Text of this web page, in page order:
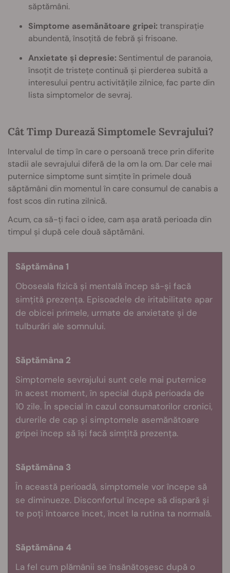
săptămâni.
Simptome asemănătoare gripei: transpirație
abundentă, însoțită de febră și frisoane.
Anxietate și depresie: Sentimentul de paranoia,
însoțit de tristețe continuă și pierderea subită a
interesului pentru activitățile zilnice, fac parte din
lista simptomelor de sevraj.
Cât Timp Durează Simptomele Sevrajului?
Intervalul de timp în care o persoană trece prin diferite
stadii ale sevrajului diferă de la om la om. Dar cele mai
puternice simptome sunt simțite în primele două
săptămâni din momentul în care consumul de canabis a
fost scos din rutina zilnică.
Acum, ca să-ți faci o idee, cam așa arată perioada din
timpul și după cele două săptămâni.
Săptămâna 1
Oboseala fizică și mentală încep să-și facă
simțită prezența. Episoadele de iritabilitate apar
de obicei primele, urmate de anxietate și de
tulburări ale somnului.
Săptămâna 2
Simptomele sevrajului sunt cele mai puternice
în acest moment, în special după perioada de
10 zile. În special în cazul consumatorilor cronici,
durerile de cap și simptomele asemănătoare
gripei încep să își facă simțită prezența.
Săptămâna 3
În această perioadă, simptomele vor începe să
se diminueze. Disconfortul începe să dispară și
te poți întoarce încet, încet la rutina ta normală.
Săptămâna 4
La fel cum plămânii se însănătoșesc după o